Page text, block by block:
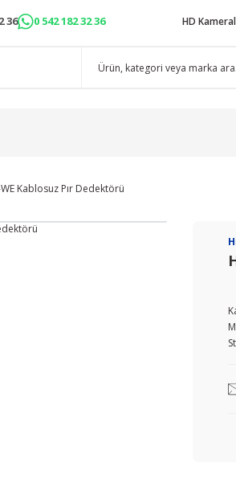
36 0 542 182 32 36 HD
Kablosuz Pır Dedektörü